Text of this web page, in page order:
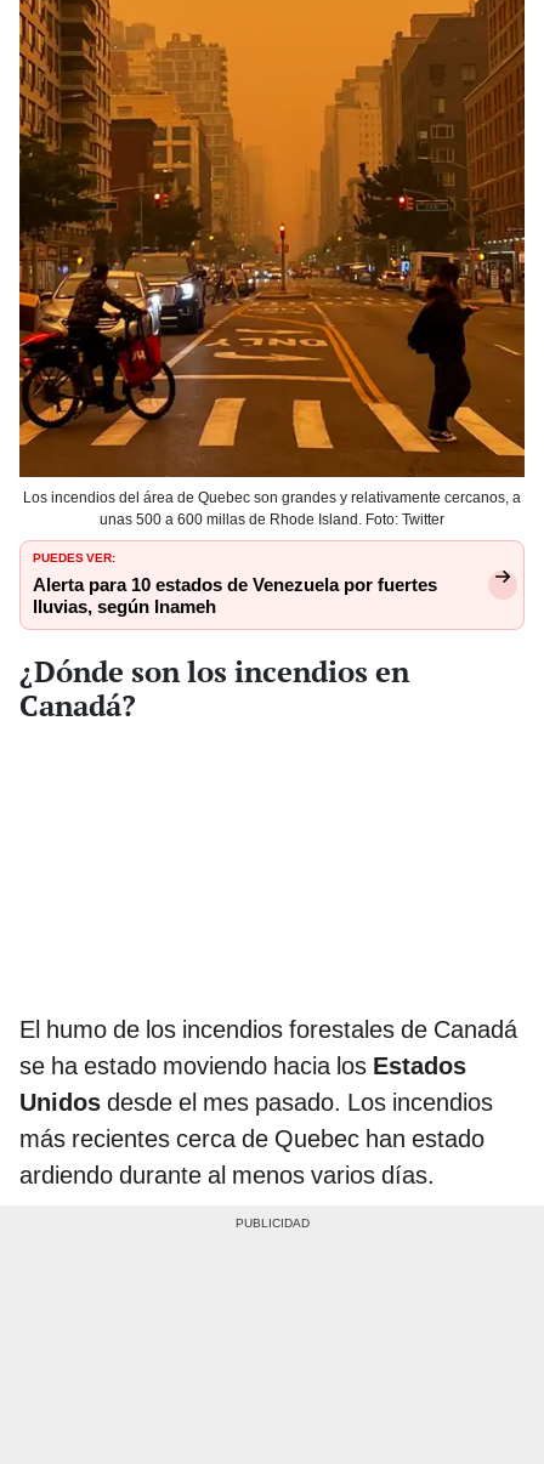
Los incendios del área de Quebec son grandes y relativamente cercanos, a
unas 500 a 600 millas de Rhode Island. Foto: Twitter
PUEDES VER:
Alerta para 10 estados de Venezuela por fuertes
lluvias, según Inameh
¿Dónde son los incendios en
Canadá?
El humo de los incendios forestales de Canadá
se ha estado moviendo hacia los Estados
Unidos desde el mes pasado. Los incendios
más recientes cerca de Quebec han estado
ardiendo durante al menos varios días.